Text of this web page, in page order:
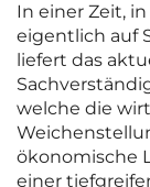
In einer Zeit,
eigentlich auf
liefert das
welche die
ökonomische
einer